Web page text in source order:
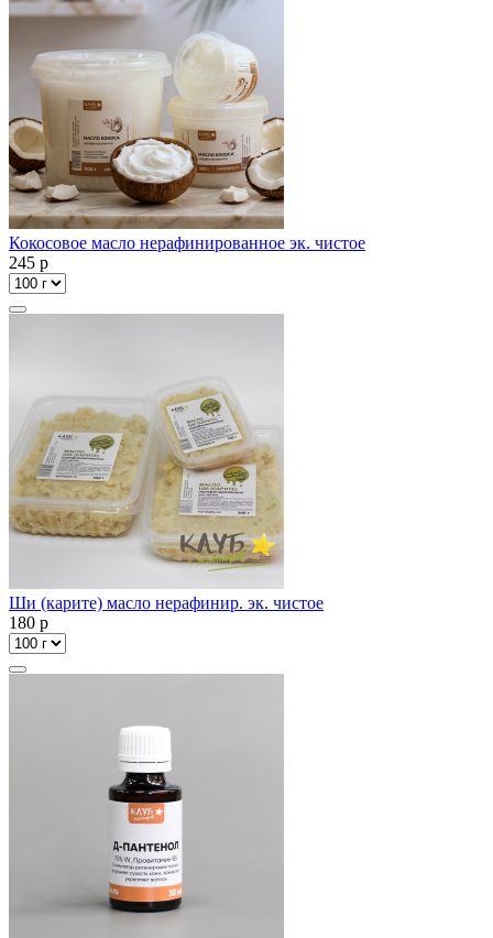
Кокосовое масло нерафинированное эк. чистое
245 p
Ши (карите) масло нерафинир. эк. чистое
180 p